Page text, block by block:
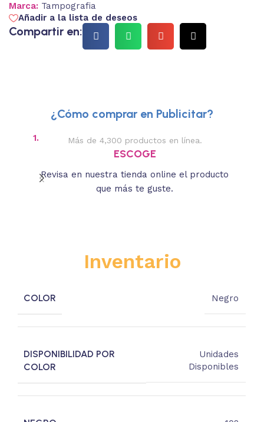
Marca: Tampografia
Añadir a la lista de deseos
Compartir en:
¿Cómo comprar en Publicitar?
1. Más de 4,300 productos en línea.
ESCOGE
Revisa en nuestra tienda online el producto
que más te guste.
Inventario
COLOR Negro
DISPONIBILIDAD POR
COLOR
Unidades
Disponibles